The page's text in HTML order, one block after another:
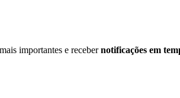
importantes e receber notificações em